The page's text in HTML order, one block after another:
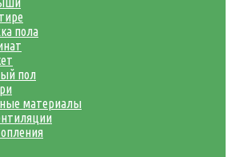
пола
пол
материалы